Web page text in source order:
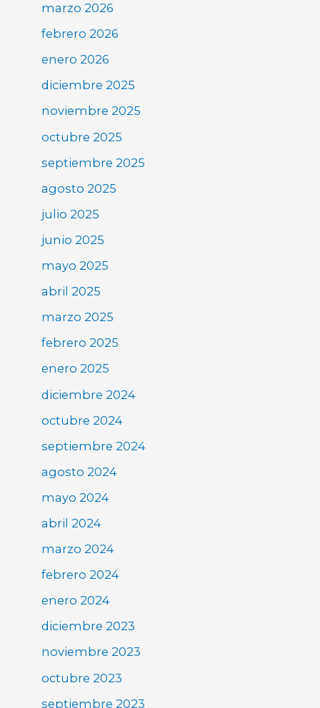
marzo 2026
febrero 2026
enero 2026
diciembre 2025
noviembre 2025
octubre 2025
septiembre 2025
agosto 2025
julio 2025
junio 2025
mayo 2025
abril 2025
marzo 2025
febrero 2025
enero 2025
diciembre 2024
octubre 2024
septiembre 2024
agosto 2024
mayo 2024
abril 2024
marzo 2024
febrero 2024
enero 2024
diciembre 2023
noviembre 2023
octubre 2023
septiembre 2023